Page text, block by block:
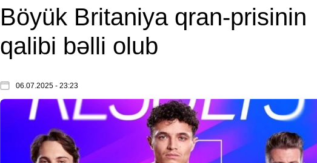
Böyük Britaniya qran-prisinin
qalibi bəlli olub
06.07.2025 - 23:23